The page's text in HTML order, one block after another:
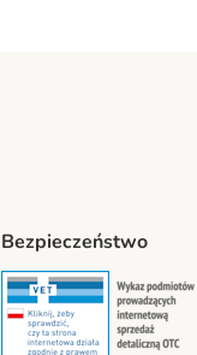
Bezpieczeństwo
Security